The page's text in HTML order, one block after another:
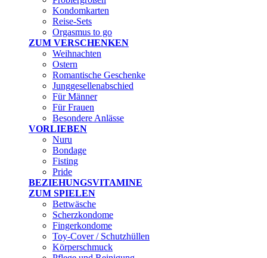
Kondomkarten
Reise-Sets
Orgasmus to go
ZUM VERSCHENKEN
Weihnachten
Ostern
Romantische Geschenke
Junggesellenabschied
Für Männer
Für Frauen
Besondere Anlässe
VORLIEBEN
Nuru
Bondage
Fisting
Pride
BEZIEHUNGSVITAMINE
ZUM SPIELEN
Bettwäsche
Scherzkondome
Fingerkondome
Toy-Cover / Schutzhüllen
Körperschmuck